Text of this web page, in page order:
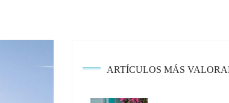
ARTÍCULOS MÁS